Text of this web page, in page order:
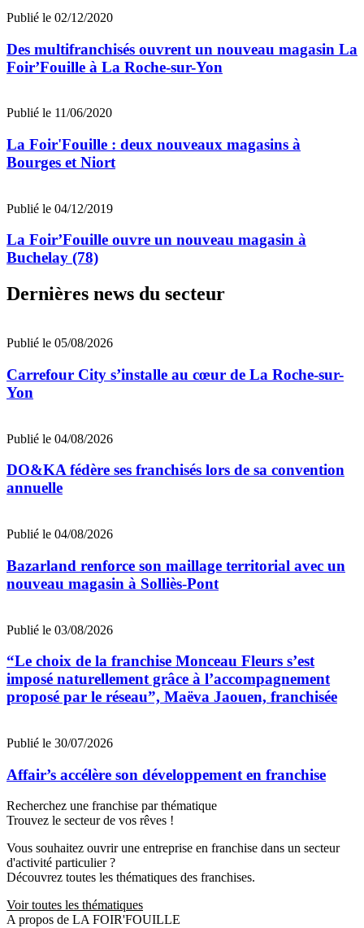
Publié le 02/12/2020
Des multifranchisés ouvrent un nouveau magasin La
Foir’Fouille à La Roche-sur-Yon
Publié le 11/06/2020
La Foir'Fouille : deux nouveaux magasins à
Bourges et Niort
Publié le 04/12/2019
La Foir’Fouille ouvre un nouveau magasin à
Buchelay (78)
Dernières news du secteur
Publié le 05/08/2026
Carrefour City s’installe au cœur de La Roche-sur-
Yon
Publié le 04/08/2026
DO&KA fédère ses franchisés lors de sa convention
annuelle
Publié le 04/08/2026
Bazarland renforce son maillage territorial avec un
nouveau magasin à Solliès-Pont
Publié le 03/08/2026
“Le choix de la franchise Monceau Fleurs s’est
imposé naturellement grâce à l’accompagnement
proposé par le réseau”, Maëva Jaouen, franchisée
Publié le 30/07/2026
Affair’s accélère son développement en franchise
Recherchez une franchise par thématique
Trouvez le secteur de vos rêves !
Vous souhaitez ouvrir une entreprise en franchise dans un secteur
d'activité particulier ?
Découvrez toutes les thématiques des franchises.
Voir toutes les thématiques
A propos de LA FOIR'FOUILLE